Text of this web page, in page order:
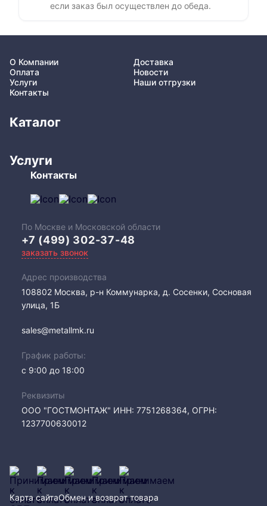
если заказ был осуществлен до обеда.
О Компании
Доставка
Оплата
Новости
Услуги
Наши отгрузки
Контакты
Каталог
Услуги
Контакты
По Москве и Московской области
+7 (499) 302-37-48
заказать звонок
Адрес производства
108802​ Москва, р-н Коммунарка, д. Сосенки, Сосновая
улица, 1Б
sales@metallmk.ru
График работы:
с 9:00 до 18:00
Реквизиты
ООО "ГОСТМОНТАЖ" ИНН: 7751268364, ОГРН:
1237700630012
Карта сайтаОбмен и возврат товара